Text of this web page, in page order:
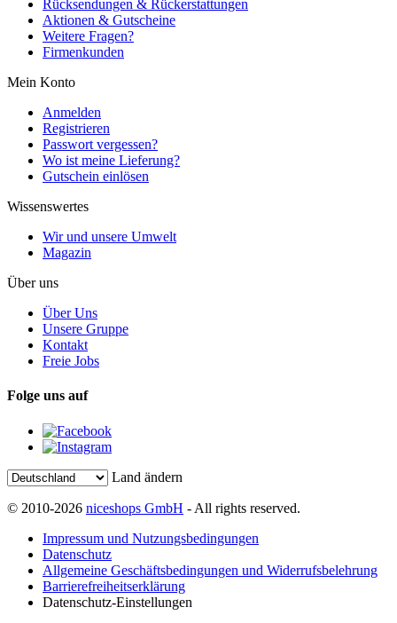
Rücksendungen & Rückerstattungen
Aktionen & Gutscheine
Weitere Fragen?
Firmenkunden
Mein Konto
Anmelden
Registrieren
Passwort vergessen?
Wo ist meine Lieferung?
Gutschein einlösen
Wissenswertes
Wir und unsere Umwelt
Magazin
Über uns
Über Uns
Unsere Gruppe
Kontakt
Freie Jobs
Folge uns auf
Land ändern
© 2010-2026 niceshops GmbH - All rights reserved.
Impressum und Nutzungsbedingungen
Datenschutz
Allgemeine Geschäftsbedingungen und Widerrufsbelehrung
Barrierefreiheitserklärung
Datenschutz-Einstellungen